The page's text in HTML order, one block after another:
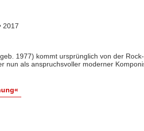
2017
1977) kommt ursprünglich von der Rock-
nun als anspruchsvoller moderner